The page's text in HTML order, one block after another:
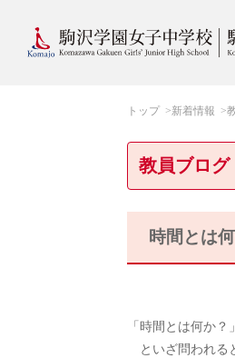
トップ 新着情報
教員ブログ
時間とは
「時間とは何か？」
といざ問われる